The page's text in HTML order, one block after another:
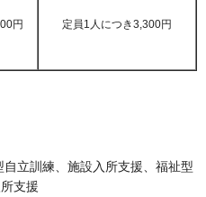
円 定員1人につき3,300円
立訓練、施設入所支援、福祉型
支援